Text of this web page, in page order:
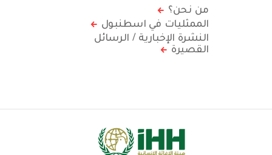
من نحن؟
الممثليات في اسطنبول
النشرة الإخبارية / الرسائل
القصيرة